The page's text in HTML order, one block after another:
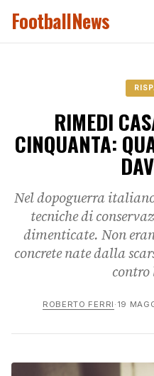
FootballNews
RIMEDI
CINQUANTA:
Nel dopoguerra
tecniche di
dimenticate. Non
concrete nate dalla
contro
ROBERTO FERRI · 19